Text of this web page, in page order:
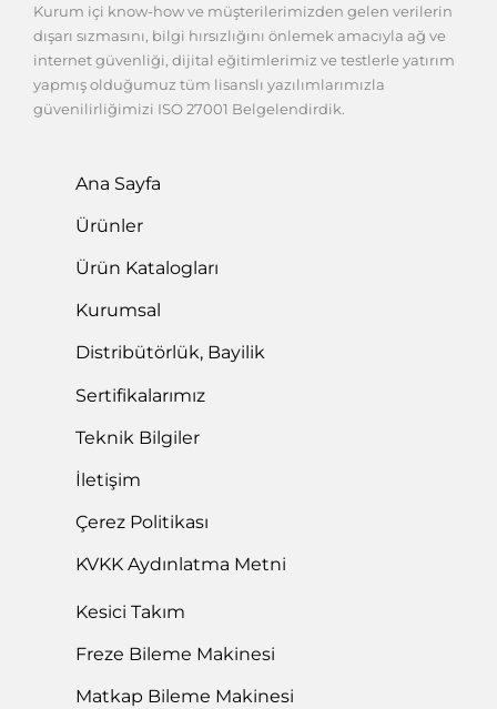
Kurum içi know-how ve müşterilerimizden gelen verilerin
dışarı sızmasını, bilgi hırsızlığını önlemek amacıyla ağ ve
internet güvenliği, dijital eğitimlerimiz ve testlerle yatırım
yapmış olduğumuz tüm lisanslı yazılımlarımızla
güvenilirliğimizi ISO 27001 Belgelendirdik.
Ana Sayfa
Ürünler
Ürün Katalogları
Kurumsal
Distribütörlük, Bayilik
Sertifikalarımız
Teknik Bilgiler
İletişim
Çerez Politikası
KVKK Aydınlatma Metni
Kesici Takım
Freze Bileme Makinesi
Matkap Bileme Makinesi